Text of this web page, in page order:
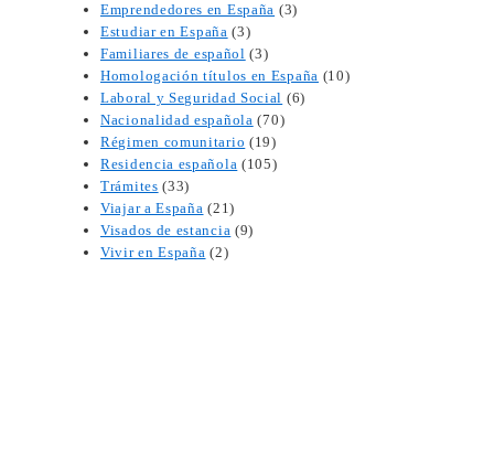
Emprendedores en España (3)
Estudiar en España (3)
Familiares de español (3)
Homologación títulos en España (10)
Laboral y Seguridad Social (6)
Nacionalidad española (70)
Régimen comunitario (19)
Residencia española (105)
Trámites (33)
Viajar a España (21)
Visados de estancia (9)
Vivir en España (2)